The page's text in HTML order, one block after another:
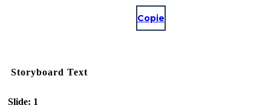
Copie
Storyboard Text
Slide: 1